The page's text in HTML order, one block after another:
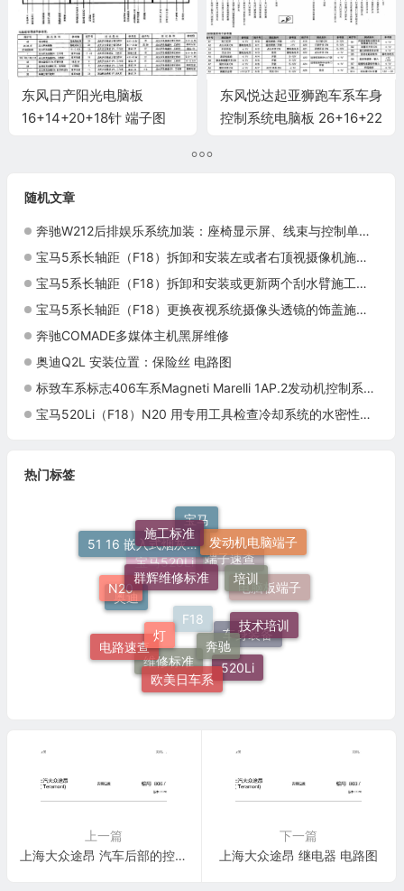
东风日产阳光电脑板
16+14+20+18针 端子图
东风悦达起亚狮跑车系车身
控制系统电脑板 26+16+22
随机文章
奔驰W212后排娱乐系统加装：座椅显示屏、线束与控制单元设置
宝马5系长轴距（F18）拆卸和安装左或者右顶视摄像机施工与复检标准
宝马5系长轴距（F18）拆卸和安装或更新两个刮水臂施工与复检标准
宝马5系长轴距（F18）更换夜视系统摄像头透镜的饰盖施工与复检标准
奔驰COMADE多媒体主机黑屏维修
奥迪Q2L 安装位置：保险丝 电路图
标致车系标志406车系Magneti Marelli 1AP.2发动机控制系统电脑板55针端子
宝马520Li（F18）N20 用专用工具检查冷却系统的水密性施工与复检标准
热门标签
维修标准
车身装备
520Li
欧美日车系
电路速查
奥迪
宝马520Li
端子速查
电脑板端子
技术培训
奔驰
N20
51 16 嵌入式烟灰缸托架
宝马
发动机电脑端子
培训
群辉维修标准
施工标准
上一篇
上海大众途昂 汽车后部的控制单元 电路图
下一篇
上海大众途昂 继电器 电路图